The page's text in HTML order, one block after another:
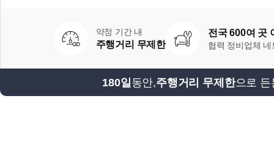
약정 기간 내
주행거리 무제한
전국 600여 곳
협력 정비업체 네
180일 동안,주행거리 무제한으로 든